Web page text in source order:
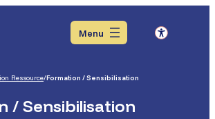
Menu
Ressource/Formation / Sensibilisation
/ Sensibilisation